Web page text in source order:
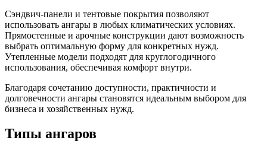
Сэндвич-панели и тентовые покрытия позволяют
использовать ангары в любых климатических условиях.
Прямостенные и арочные конструкции дают возможность
выбрать оптимальную форму для конкретных нужд.
Утепленные модели подходят для круглогодичного
использования, обеспечивая комфорт внутри.
Благодаря сочетанию доступности, практичности и
долговечности ангары становятся идеальным выбором для
бизнеса и хозяйственных нужд.
Типы ангаров